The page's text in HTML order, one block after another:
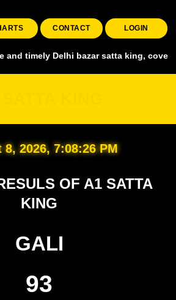
CONTACT LOGIN
bazar satta king, covering all
8, 2026, 7:08:27 PM
OF A1 SATTA
KING
GALI
93